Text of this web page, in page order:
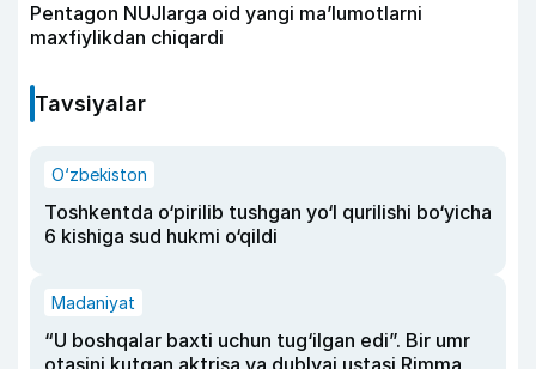
Pentagon NUJlarga oid yangi maʼlumotlarni
maxfiylikdan chiqardi
Tavsiyalar
O‘zbekiston
Toshkentda o‘pirilib tushgan yo‘l qurilishi bo‘yicha
6 kishiga sud hukmi o‘qildi
Madaniyat
“U boshqalar baxti uchun tug‘ilgan edi”. Bir umr
otasini kutgan aktrisa va dublyaj ustasi Rimma